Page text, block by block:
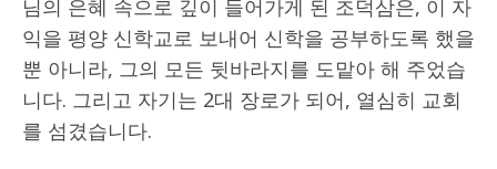
님의 은혜 속으로 깊이 들어가게 된 조덕삼은, 이 자
익을 평양 신학교로 보내어 신학을 공부하도록 했을
뿐 아니라, 그의 모든 뒷바라지를 도맡아 해 주었습
니다. 그리고 자기는 2대 장로가 되어, 열심히 교회
를 섬겼습니다.